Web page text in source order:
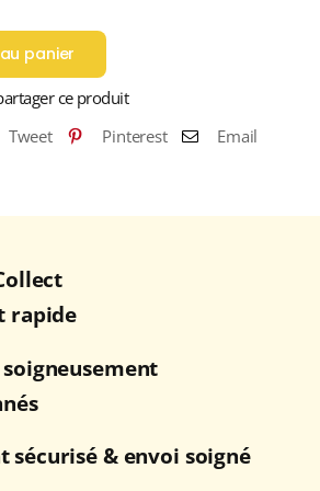
panier
ce produit
Tweet Pinterest Email
rapide
sécurisé & envoi soigné